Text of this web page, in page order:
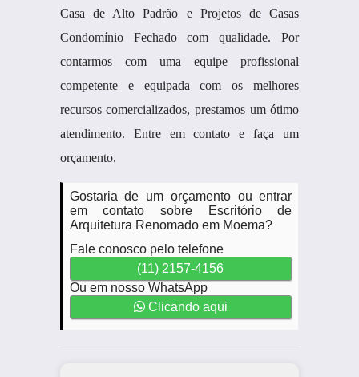
Casa de Alto Padrão e Projetos de Casas
Condomínio Fechado com qualidade. Por
contarmos com uma equipe profissional
competente e equipada com os melhores
recursos comercializados, prestamos um ótimo
atendimento. Entre em contato e faça um
orçamento.
Gostaria de um orçamento ou entrar
em contato sobre Escritório de
Arquitetura Renomado em Moema?
Fale conosco pelo telefone
(11) 2157-4156
Ou em nosso WhatsApp
Clicando aqui